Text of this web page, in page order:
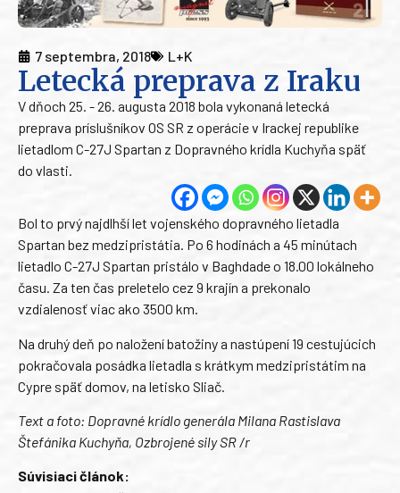
7 septembra, 2018 L+K
Letecká preprava z Iraku
V dňoch 25. - 26. augusta 2018 bola vykonaná letecká
preprava príslušníkov OS SR z operácie v Irackej republike
lietadlom C-27J Spartan z Dopravného krídla Kuchyňa späť
do vlasti.
Bol to prvý najdlhší let vojenského dopravného lietadla
Spartan bez medzipristátia. Po 6 hodinách a 45 minútach
lietadlo C-27J Spartan pristálo v Baghdade o 18.00 lokálneho
času. Za ten čas preletelo cez 9 krajín a prekonalo
vzdialenosť viac ako 3500 km.
Na druhý deň po naložení batožiny a nastúpení 19 cestujúcich
pokračovala posádka lietadla s krátkym medzipristátim na
Cypre späť domov, na letisko Sliač.
Text a foto: Dopravné krídlo generála Milana Rastislava
Štefánika Kuchyňa, Ozbrojené sily SR /r
Súvisiaci článok: